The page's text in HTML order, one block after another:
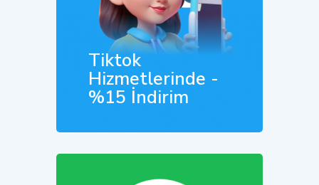
Tiktok
Hizmetlerinde -
%15 İndirim